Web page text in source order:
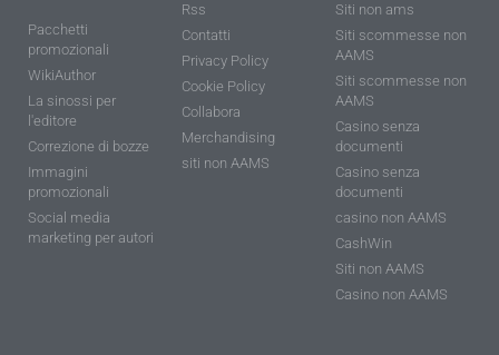
Pacchetti
promozionali
WikiAuthor
La sinossi per
l'editore
Correzione di bozze
Immagini
promozionali
Social media
marketing per autori
Rss
Contatti
Privacy Policy
Cookie Policy
Collabora
Merchandising
siti non AAMS
Siti non ams
Siti scommesse non
AAMS
Siti scommesse non
AAMS
Casino senza
documenti
Casino senza
documenti
casino non AAMS
CashWin
Siti non AAMS
Casino non AAMS